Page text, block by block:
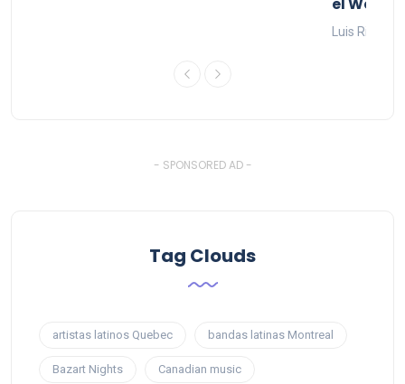
el West
Luis Rios
- SPONSORED AD -
Tag Clouds
artistas latinos Quebec bandas latinas Montreal
Bazart Nights Canadian music